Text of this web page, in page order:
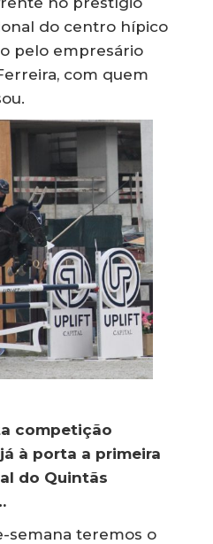
do centro hípico
pelo empresário
com quem
competição
à porta a primeira
do Quintãs
semana teremos o